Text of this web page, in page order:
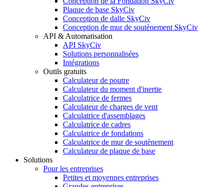
Plaque de base SkyCiv
Conception de dalle SkyCiv
Conception de mur de soutènement SkyCiv
API & Automatisation
API SkyCiv
Solutions personnalisées
Intégrations
Outils gratuits
Calculateur de poutre
Calculateur du moment d'inertie
Calculatrice de fermes
Calculateur de charges de vent
Calculatrice d'assemblages
Calculatrice de cadres
Calculatrice de fondations
Calculatrice de mur de soutènement
Calculateur de plaque de base
Solutions
Pour les entreprises
Petites et moyennes entreprises